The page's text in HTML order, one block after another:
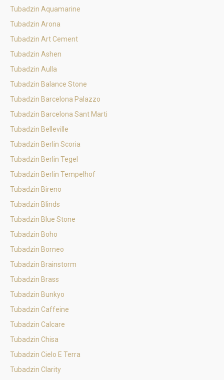
Tubadzin Aquamarine
Tubadzin Arona
Tubadzin Art Cement
Tubadzin Ashen
Tubadzin Aulla
Tubadzin Balance Stone
Tubadzin Barcelona Palazzo
Tubadzin Barcelona Sant Marti
Tubadzin Belleville
Tubadzin Berlin Scoria
Tubadzin Berlin Tegel
Tubadzin Berlin Tempelhof
Tubadzin Bireno
Tubadzin Blinds
Tubadzin Blue Stone
Tubadzin Boho
Tubadzin Borneo
Tubadzin Brainstorm
Tubadzin Brass
Tubadzin Bunkyo
Tubadzin Caffeine
Tubadzin Calcare
Tubadzin Chisa
Tubadzin Cielo E Terra
Tubadzin Clarity